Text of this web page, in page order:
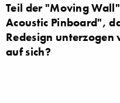
Teil der "Moving
Acoustic Pinboard",
Redesign unterzogen
auf sich?